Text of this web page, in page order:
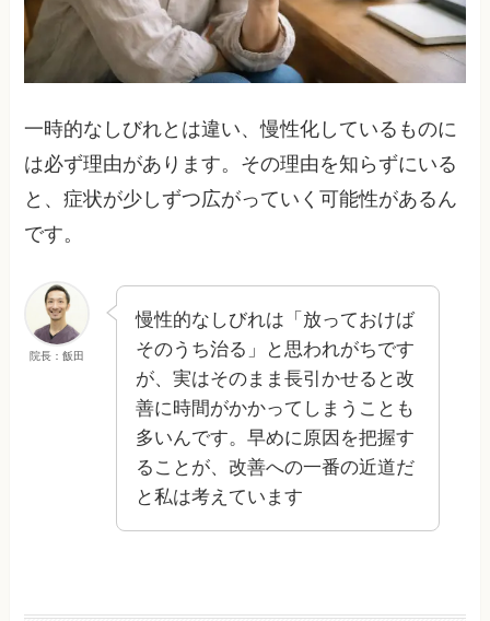
一時的なしびれとは違い、慢性化しているものに
は必ず理由があります。その理由を知らずにいる
と、症状が少しずつ広がっていく可能性があるん
です。
院長：飯田
慢性的なしびれは「放っておけば
そのうち治る」と思われがちです
が、実はそのまま長引かせると改
善に時間がかかってしまうことも
多いんです。早めに原因を把握す
ることが、改善への一番の近道だ
と私は考えています